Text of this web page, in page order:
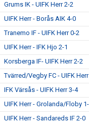
Grums IK - UIFK Herr 2-2
UIFK Herr - Borås AIK 4-0
Tranemo IF - UIFK Herr 0-2
UIFK Herr - IFK Hjo 2-1
Korsberga IF- UIFK Herr 2-2
Tvärred/Vegby FC - UIFK
IFK Värsås - UIFK Herr 3-4
UIFK Herr - Grolanda/Floby
UIFK Herr - Sandareds IF 2-0